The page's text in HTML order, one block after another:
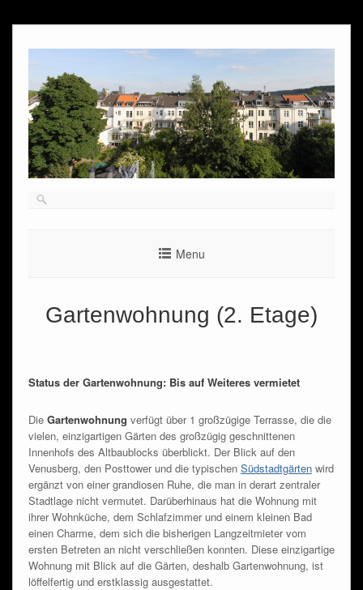
to
content
Menu
Gartenwohnung (2. Etage)
Status der Gartenwohnung: Bis auf Weiteres vermietet
Die Gartenwohnung verfügt über 1 großzügige Terrasse, die die
vielen, einzigartigen Gärten des großzügig geschnittenen
Innenhofs des Altbaublocks überblickt. Der Blick auf den
Venusberg, den Posttower und die typischen Südstadtgärtenwird
ergänzt von einer grandiosen Ruhe, die man in derart zentraler
Stadtlage nicht vermutet. Darüberhinaus hat die Wohnung mit
ihrer Wohnküche, dem Schlafzimmer und einem kleinen Bad
einen Charme, dem sich die bisherigen Langzeitmieter vom
ersten Betreten an nicht verschließen konnten. Diese einzigartige
Wohnung mit Blick auf die Gärten, deshalb Gartenwohnung, ist
löffelfertig und erstklassig ausgestattet.